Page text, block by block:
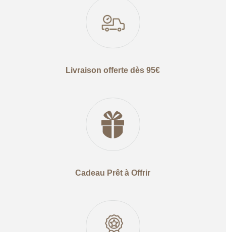
Livraison offerte dès 95€
Cadeau Prêt à Offrir